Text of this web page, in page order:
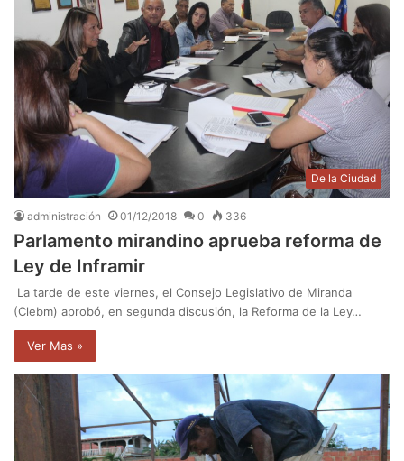
De la Ciudad
administración 01/12/2018 0 336
Parlamento mirandino aprueba reforma de
Ley de Inframir
La tarde de este viernes, el Consejo Legislativo de Miranda
(Clebm) aprobó, en segunda discusión, la Reforma de la Ley…
Ver Mas »